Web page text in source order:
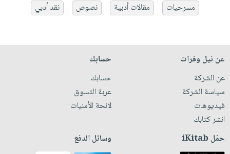
مسرحيات
مقالات أدبية نصوص نقد أدبي
عن نيل وفرات
عن الشركة
سياسة الشركة
فيديوهات
انشر كتابك
حسابك
حسابك
عربة التسوق
لائحة الأمنيات
حمّل iKitab وسائل الدفع